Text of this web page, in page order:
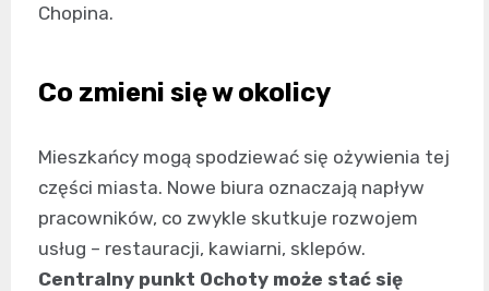
Chopina.
Co zmieni się w okolicy
Mieszkańcy mogą spodziewać się ożywienia tej
części miasta. Nowe biura oznaczają napływ
pracowników, co zwykle skutkuje rozwojem
usług – restauracji, kawiarni, sklepów.
Centralny punkt Ochoty może stać się